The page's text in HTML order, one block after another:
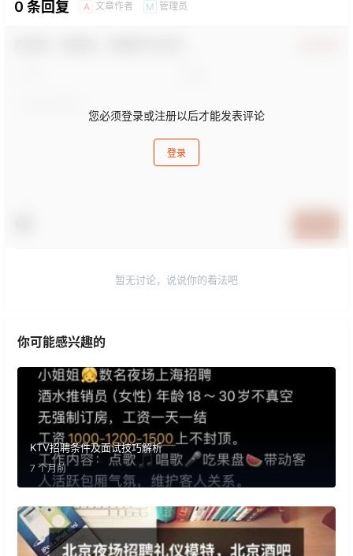
0 条回复 A 文章作者 M 管理员
您必须登录或注册以后才能发表评论
登录
暂无讨论，说说你的看法吧
你可能感兴趣的
KTV招聘条件及面试技巧解析
7 个月前